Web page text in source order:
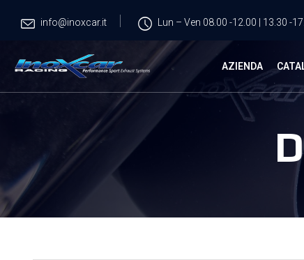
info@inoxcar.it Lun – Ven 08.00 -12.00 | 13.30 -
AZIENDA